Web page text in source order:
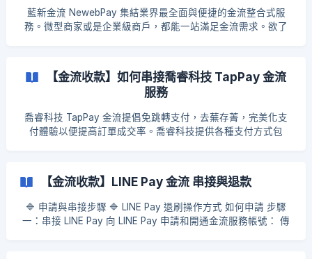
客戶結帳時一定要 以台幣結帳，例如：馬來西亞的客戶需要在
官網切換貨幣至台幣才可以成功透過綠界以信用卡刷卡付款。 |
藍新科技 藍新金流 NewebPay 集結業界最全面與便捷的金流整
小提醒：與以上綠界科技一樣，客戶結帳時一定要 以台幣結
帳，例如：馬來西亞的客戶需要在官網切換貨幣至台幣
藍新金流 NewebPay 集結業界最全面與便捷的金流整合式服
務。微型商家或是企業級商戶，都能一站滿足金流需求。欲了
EasyStore X 藍新手續費優惠
【金流收款】如何串接喬睿科技 TapPay 金流
服務
喬睿科技 TapPay 金流提倡免跳轉支付，去蕪存菁，完美化支
付體驗以便提高訂單成交率。喬睿科技提供各種支付方式包
醒： 此金流只支持標準版或商務版方案使用 需先行在"結帳設
定"內開啟 「站內付」 功能，方能啟用TapPay收款 步驟一：開
啟喬睿科技 TapPay 金流 前往後台 → 功能設定 → 金流設定 →
新增收款方式 → 喬睿科技 TapPay ![]
(https://storage.crisp.chat/users/helpdesk/website/7be466
【金流收款】LINE Pay 金流 串接與退款
🔷 申請與串接步驟 🔷 LINE Pay 退刷操作方式 如何申請 步驟
一：串接 LINE Pay 向 LINE Pay 申請和開通金流服務帳號： 傳